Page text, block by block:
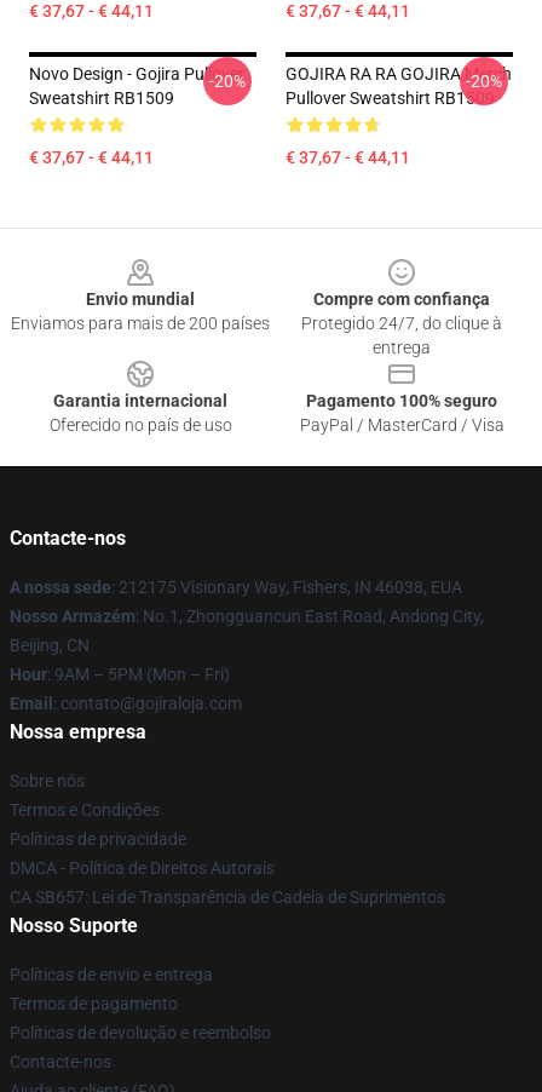
€ 37,67 - € 44,11 € 37,67 - € 44,11
Novo Design - Gojira Pullover
Sweatshirt RB1509
€ 37,67 - € 44,11
-20%
GOJIRA RA RA GOJIRA Merch
Pullover Sweatshirt RB1509
€ 37,67 - € 44,11
-20%
Envio mundial
Enviamos para mais de 200 países
Compre com confiança
Protegido 24/7, do clique à
entrega
Garantia internacional
Oferecido no país de uso
Pagamento 100% seguro
PayPal / MasterCard / Visa
Contacte-nos
A nossa sede: 212175 Visionary Way, Fishers, IN 46038, EUA
Nosso Armazém: No.1, Zhongguancun East Road, Andong City,
Beijing, CN
Hour: 9AM – 5PM (Mon – Fri)
Email : contato@gojiraloja.com
Nossa empresa
Sobre nós
Termos e Condições
Políticas de privacidade
DMCA - Política de Direitos Autorais
CA SB657: Lei de Transparência de Cadeia de Suprimentos
Nosso Suporte
Políticas de envio e entrega
Termos de pagamento
Políticas de devolução e reembolso
Contacte-nos